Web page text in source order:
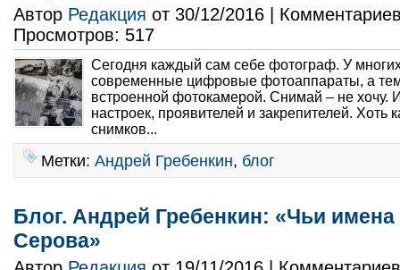
Автор Редакция от 30/12/2016 |
Просмотров: 517
Сегодня каждый сам себе фотограф. У
современные цифровые фотоаппараты, а
встроенной фотокамерой. Снимай – не хочу.
настроек, проявителей и закрепителей. Хоть
снимков...
Метки: Андрей Гребенкин, блог
Блог. Андрей Гребенкин: «Чьи
Серова»